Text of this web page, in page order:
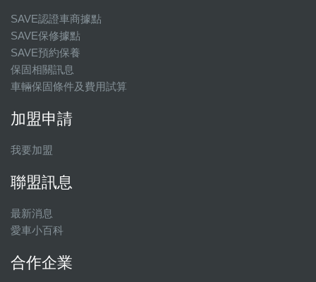
SAVE認證車商據點
SAVE保修據點
SAVE預約保養
保固相關訊息
車輛保固條件及費用試算
加盟申請
我要加盟
聯盟訊息
最新消息
愛車小百科
合作企業